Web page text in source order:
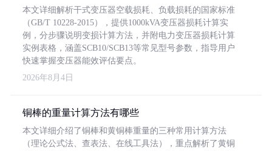
本文详细解析干式变压器空载损耗、负载损耗的国家标准
（GB/T 10228-2015），提供1000kVA变压器损耗计算实
例，分步骤说明变损计算方法，并附电力变压器损耗计算
实例表格，涵盖SCB10/SCB13等常见型号参数，指导用户
快速掌握变压器能效评估要点。
2026年8月4日
铜棒的重量计算方法有哪些
本文详细介绍了铜棒和黄铜棒重量的三种常用计算方法
（理论公式法、查表法、在线工具法），重点解析了黄铜